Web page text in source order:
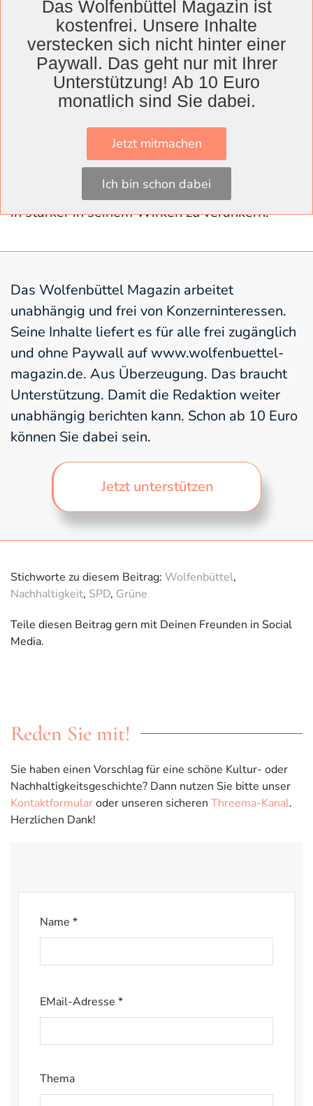
sollten Strategien und konkrete Maßnahmen
entwickelt werden, die sich überprüfen ließen
und mit einem Haushaltsbudget versehen
werden könnten.
Warum gab es diese Veranstaltung? SPD und
Grüne bringen derzeit einen gemeinsamen
Antrag in den Kreistag ein, nach dem der
Landkreis „sein Zukunftsprofil“
weiterentwickeln und „nachhaltiges Handeln“
in stärker in seinem Wirken zu verankern.
Das Wolfenbüttel Magazin arbeitet
unabhängig und frei von Konzerninteressen.
Seine Inhalte liefert es für alle frei zugänglich
und ohne Paywall auf www.wolfenbuettel-
magazin.de. Aus Überzeugung. Das braucht
Unterstützung. Damit die Redaktion weiter
unabhängig berichten kann. Schon ab 10 Euro
können Sie dabei sein.
Jetzt unterstützen
Stichworte zu diesem Beitrag: Wolfenbüttel,
Nachhaltigkeit, SPD, Grüne
Teile diesen Beitrag gern mit Deinen Freunden in Social
Media.
Reden Sie mit!
Sie haben einen Vorschlag für eine schöne Kultur- oder
Nachhaltigkeitsgeschichte? Dann nutzen Sie bitte unser
Kontaktformularoder unseren sicheren Threema-Kanal.
Herzlichen Dank!
Name *
EMail-Adresse *
Thema
Das Wolfenbüttel Magazin ist
kostenfrei. Unsere Inhalte
verstecken sich nicht hinter einer
Paywall. Das geht nur mit Ihrer
Unterstützung! Ab 10 Euro
monatlich sind Sie dabei.
Jetzt mitmachen
Ich bin schon dabei